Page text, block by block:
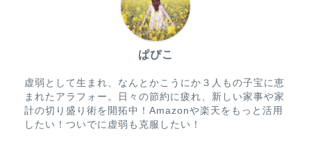
ぱぴこ
虚弱として生まれ、なんとかこうにか３人もの子宝に恵
まれたアラフォー。日々の節約に疲れ、新しい家事や家
計の切り盛り術を開拓中！Amazonや楽天をもっと活用
したい！ついでに虚弱も克服したい！